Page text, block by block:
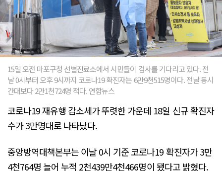
15일 오전 마포구청 선별진료소에서 시민들이 검사를 기다리고 있다. 전
날 0시부터 오후 9시까지 코로나19 확진자는 6만9천515명이다. 전날 동시
간대보다 2만1천724명 적다. 연합뉴스
코로나19 재유행 감소세가 뚜렷한 가운데 18일 신규 확진자
수가 3만명대로 나타났다.
중앙방역대책본부는 이날 0시 기준 코로나19 확진자가 3만
4천764명 늘어 누적 2천439만4천466명이 됐다고 밝혔다.